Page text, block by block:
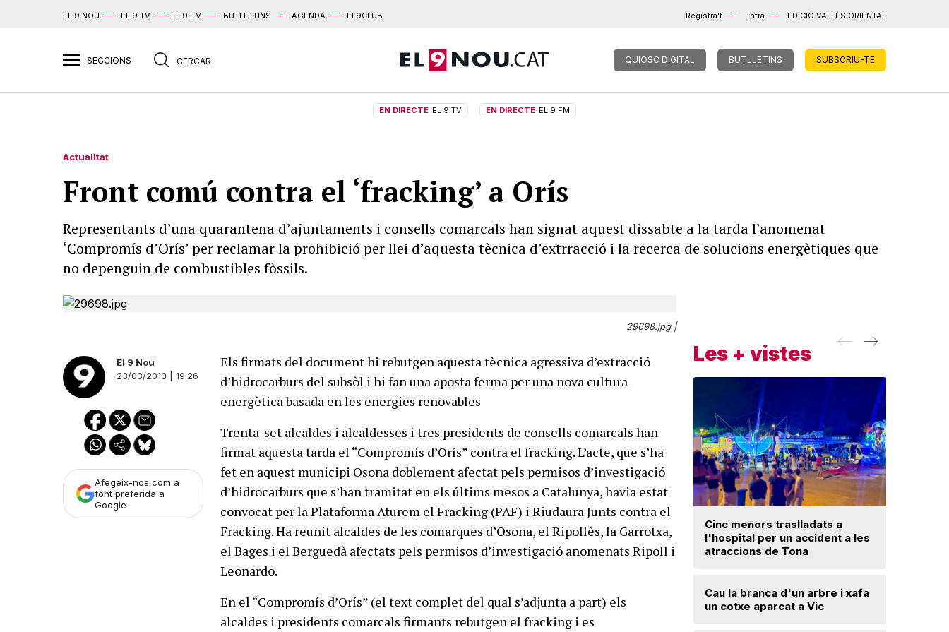
EL 9 NOU EL 9 TV EL 9 FM BUTLLETINS AGENDA EL9CLUB Registra't Entra EDICIÓ VALLÈS ORIENTAL
QUIOSC DIGITAL BUTLLETINS SUBSCRIU-TE
EN DIRECTE EL 9 TV EN DIRECTE EL 9 FM
Actualitat
Front comú contra el ‘fracking’ a Orís
Representants d’una quarantena d’ajuntaments i consells comarcals han signat aquest dissabte a la tarda l’anomenat
‘Compromís d’Orís’ per reclamar la prohibició per llei d’aquesta tècnica d’extrracció i la recerca de solucions energètiques que
no depenguin de combustibles fòssils.
29698.jpg |
El 9 Nou
23/03/2013 | 19:26
Afegeix-nos com a
font preferida a
Google
Els firmats del document hi rebutgen aquesta tècnica agressiva d’extracció
d’hidrocarburs del subsòl i hi fan una aposta ferma per una nova cultura
energètica basada en les energies renovables
Trenta-set alcaldes i alcaldesses i tres presidents de consells comarcals han
firmat aquesta tarda el “Compromís d’Orís” contra el fracking. L’acte, que s’ha
fet en aquest municipi Osona doblement afectat pels permisos d’investigació
d’hidrocarburs que s’han tramitat en els últims mesos a Catalunya, havia estat
convocat per la Plataforma Aturem el Fracking (PAF) i Riudaura Junts contra el
Fracking. Ha reunit alcaldes de les comarques d’Osona, el Ripollès, la Garrotxa,
el Bages i el Berguedà afectats pels permisos d’investigació anomenats Ripoll i
Leonardo.
En el “Compromís d’Orís” (el text complet del qual s’adjunta a part) els
alcaldes i presidents comarcals firmants rebutgen el fracking i es
Les + vistes
Cinc menors traslladats a
l'hospital per un accident a les
atraccions de Tona
Cau la branca d'un arbre i xafa
un cotxe aparcat a Vic